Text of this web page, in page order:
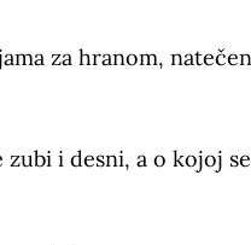
za hranom,
i desni, a o kojoj se